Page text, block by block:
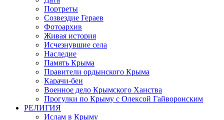
Портреты
Созвездие Гераев
Фотоархив
Живая история
Исчезнувшие села
Наследие
Память Крыма
Правители ордынского Крыма
Карачи-беи
Военное дело Крымского Ханства
Прогулки по Крыму с Олексой Гайворонским
РЕЛИГИЯ
Ислам в Крыму